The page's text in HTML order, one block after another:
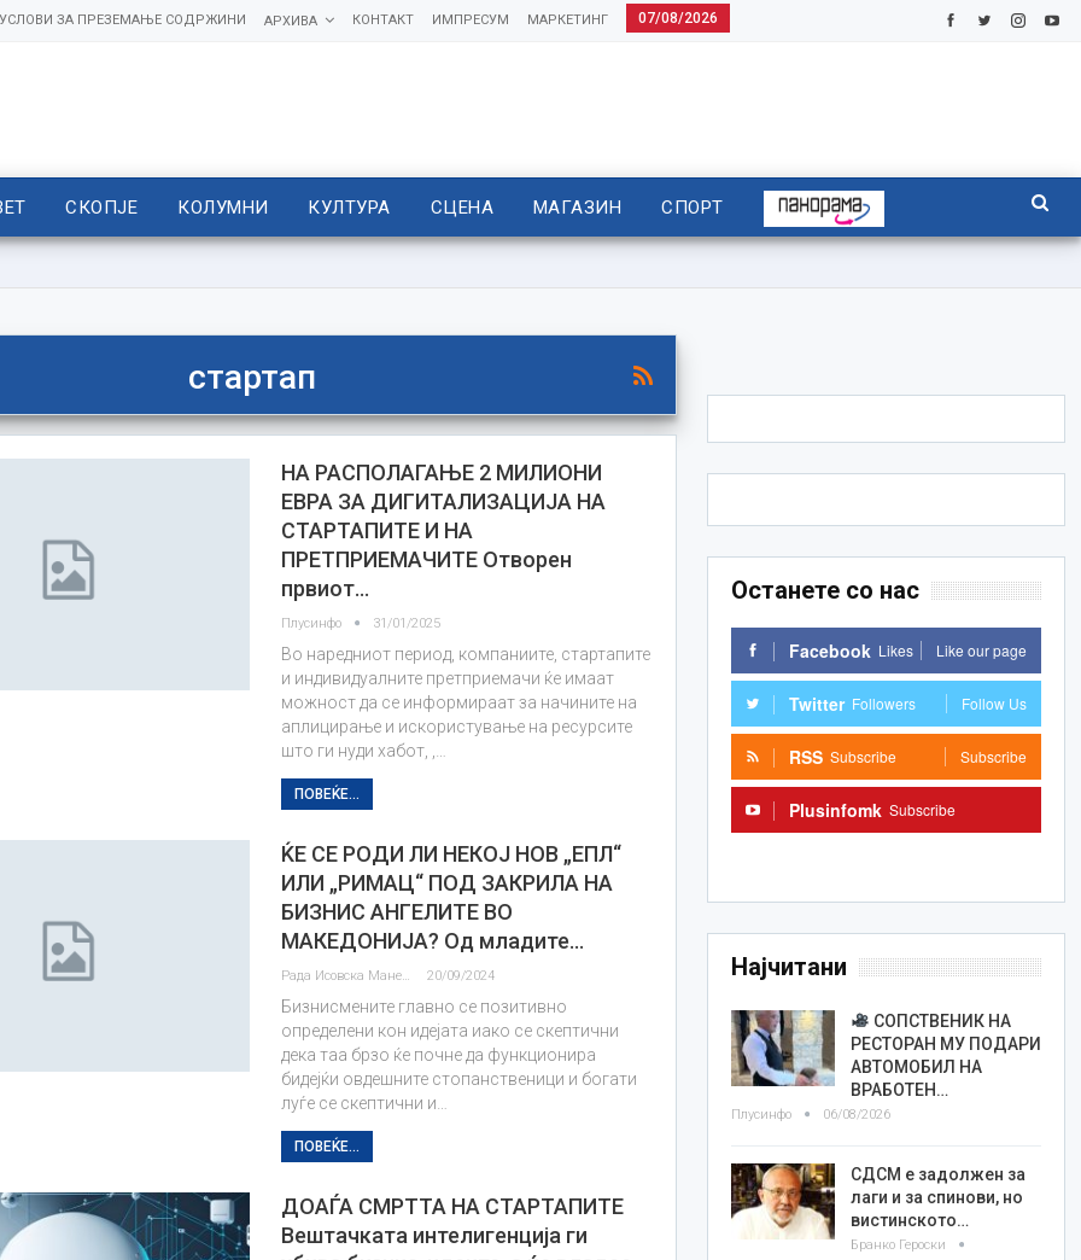
07/08/2026
МАРКЕТИНГ
ИМПРЕСУМ
КОНТАКТ
АРХИВА
УСЛОВИ ЗА ПРЕЗЕМАЊЕ СОДРЖИНИ
СКОПЈЕ КОЛУМНИ КУЛТУРА СЦЕНА МАГАЗИН СПОРТ
стартап
НА РАСПОЛАГАЊЕ 2 МИЛИОНИ
ЕВРА ЗА ДИГИТАЛИЗАЦИЈА НА
СТАРТАПИТЕ И НА
ПРЕТПРИЕМАЧИТЕ Отворен
првиот…
Плусинфо 31/01/2025
Во наредниот период, компаниите, стартапите
и индивидуалните претприемачи ќе имаат
можност да се информираат за начините на
аплицирање и искористување на ресурсите
што ги нуди хабот, ,…
ПОВЕЌЕ...
ЌЕ СЕ РОДИ ЛИ НЕКОЈ НОВ „ЕПЛ“
ИЛИ „РИМАЦ“ ПОД ЗАКРИЛА НА
БИЗНИС АНГЕЛИТЕ ВО
МАКЕДОНИЈА? Од младите…
Рада Исовска Маневска 20/09/2024
Бизнисмените главно се позитивно
определени кон идејата иако се скептични
дека таа брзо ќе почне да функционира
бидејќи овдешните стопанственици и богати
луѓе се скептични и…
ПОВЕЌЕ...
ДОАЃА СМРТТА НА СТАРТАПИТЕ
Вештачката интелигенција ги
Останете со нас
Facebook Likes Like our page
Twitter Followers Follow Us
RSS Subscribe Subscribe
Plusinfomk Subscribe
Најчитани
СОПСТВЕНИК НА
РЕСТОРАН МУ ПОДАРИ
АВТОМОБИЛ НА
ВРАБОТЕН…
Плусинфо 06/08/2026
СДСМ е задолжен за
лаги и за спинови, но
вистинското…
Бранко Героски